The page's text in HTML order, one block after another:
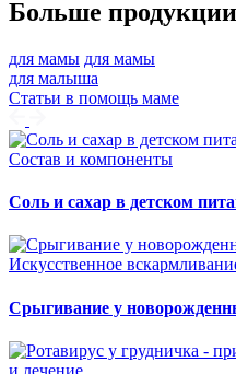
Больше продукции
для мамы для мамы
для малыша
Статьи в помощь маме
Состав и компоненты
Соль и сахар в детском
Искусственное
Срыгивание у